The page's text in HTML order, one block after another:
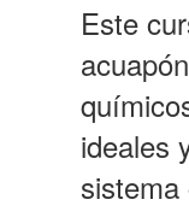
Este
ideales
sistema